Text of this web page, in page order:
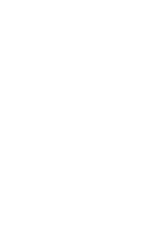
Por exemplo,
no próximo
as alterações, a